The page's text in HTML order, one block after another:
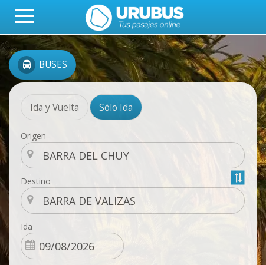
BUSES
Ida y Vuelta Sólo Ida
Origen
Destino
Ida